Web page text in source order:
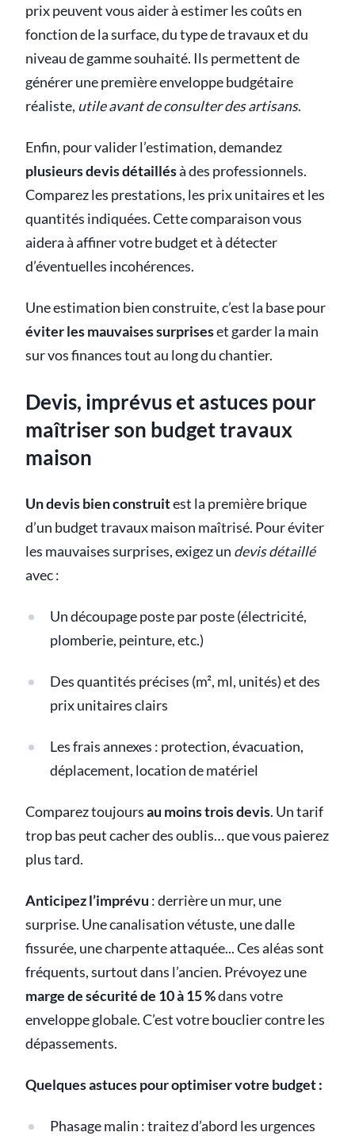
prix peuvent vous aider à estimer les coûts en
fonction de la surface, du type de travaux et du
niveau de gamme souhaité. Ils permettent de
générer une première enveloppe budgétaire
réaliste, utile avant de consulter des artisans.
Enfin, pour valider l’estimation, demandez
plusieurs devis détaillésà des professionnels.
Comparez les prestations, les prix unitaires et les
quantités indiquées. Cette comparaison vous
aidera à affiner votre budget et à détecter
d’éventuelles incohérences.
Une estimation bien construite, c’est la base pour
éviter les mauvaises surpriseset garder la main
sur vos finances tout au long du chantier.
Devis, imprévus et astuces pour
maîtriser son budget travaux
maison
Un devis bien construitest la première brique
d’un budget travaux maison maîtrisé. Pour éviter
les mauvaises surprises, exigez un devis détaillé
avec :
Un découpage poste par poste (électricité,
plomberie, peinture, etc.)
Des quantités précises (m², ml, unités) et des
prix unitaires clairs
Les frais annexes : protection, évacuation,
déplacement, location de matériel
Comparez toujoursau moins trois devis. Un tarif
trop bas peut cacher des oublis… que vous paierez
plus tard.
Anticipez l’imprévu : derrière un mur, une
surprise. Une canalisation vétuste, une dalle
fissurée, une charpente attaquée... Ces aléas sont
fréquents, surtout dans l’ancien. Prévoyez une
marge de sécurité de 10 à 15 %dans votre
enveloppe globale. C’est votre bouclier contre les
dépassements.
Quelques astuces pour optimiser votre budget :
Phasage malin : traitez d’abord les urgences